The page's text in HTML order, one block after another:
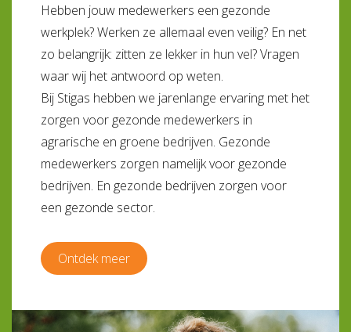
Hebben jouw medewerkers een gezonde
werkplek? Werken ze allemaal even veilig? En net
zo belangrijk: zitten ze lekker in hun vel? Vragen
waar wij het antwoord op weten.
Bij Stigas hebben we jarenlange ervaring met het
zorgen voor gezonde medewerkers in
agrarische en groene bedrijven. Gezonde
medewerkers zorgen namelijk voor gezonde
bedrijven. En gezonde bedrijven zorgen voor
een gezonde sector.
Ontdek meer